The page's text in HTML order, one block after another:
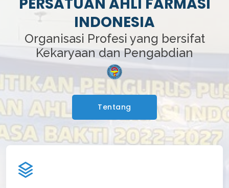
INDONESIA
Organisasi Profesi yang bersifat
Kekaryaan dan Pengabdian
Tentang